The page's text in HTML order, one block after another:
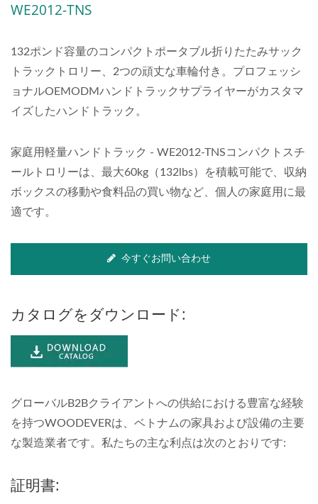
WE2012-TNS
132ポンド容量のコンパクトポータブル折りたたみサック
トラックトロリー、2つの頑丈な車輪付き。プロフェッシ
ョナルOEMODMハンドトラックサプライヤーがカスタマ
イズしたハンドトラック。
家庭用軽量ハンドトラック - WE2012-TNSコンパクトスチ
ールトロリーは、最大60kg（132lbs）を積載可能で、収納
ボックスの移動や食料品の買い物など、個人の家庭用に最
適です。
今すぐお問い合わせ
カタログをダウンロード:
グローバルB2Bクライアントへの供給における豊富な経験
を持つWOODEVERは、ベトナムの家具および設備の主要
な製造業者です。私たちの主な利点は次のとおりです:
証明書: